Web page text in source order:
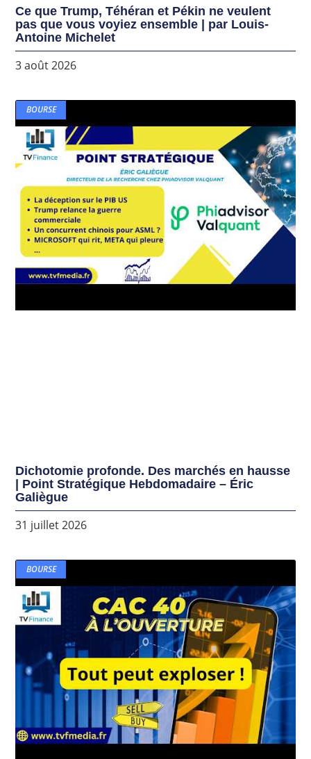
Ce que Trump, Téhéran et Pékin ne veulent
pas que vous voyiez ensemble | par Louis-
Antoine Michelet
3 août 2026
BOURSE
Dichotomie profonde. Des marchés en hausse
| Point Stratégique Hebdomadaire – Éric
Galiègue
31 juillet 2026
BOURSE